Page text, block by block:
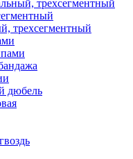
трехсегментный
трехсегментный
дюбель